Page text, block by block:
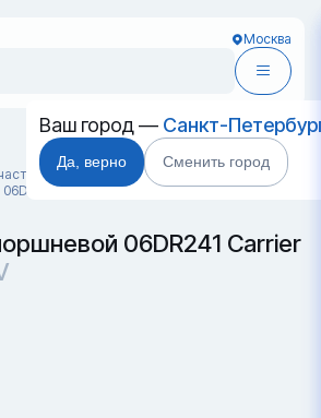
Москва
Ваш город — Санкт-
Да, верно Сменить город
для контейнеров
Carrier 18-10129-20SV
06DR241 Carrier